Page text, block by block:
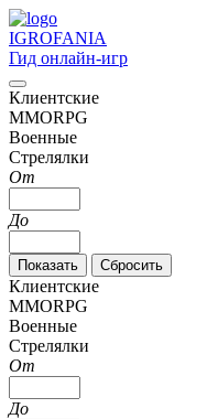
IGROFANIA
Гид онлайн-игр
Клиентские
MMORPG
Военные
Стрелялки
От
До
Клиентские
MMORPG
Военные
Стрелялки
От
До